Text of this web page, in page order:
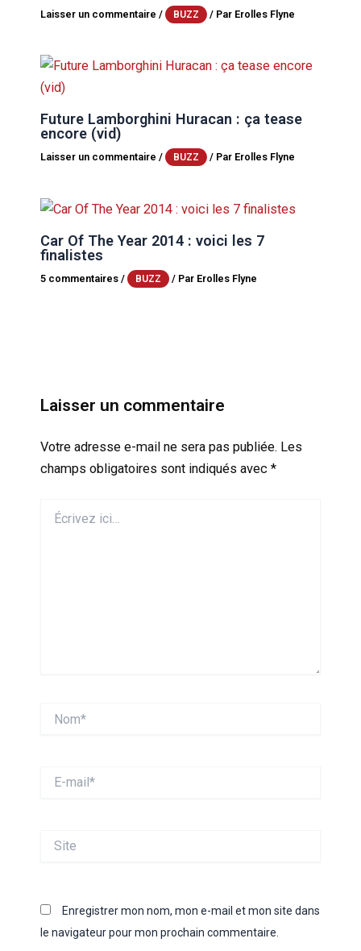
Laisser un commentaire / BUZZ / Par Erolles Flyne
Future Lamborghini Huracan : ça tease
encore (vid)
Laisser un commentaire / BUZZ / Par Erolles Flyne
Car Of The Year 2014 : voici les 7
finalistes
5 commentaires / BUZZ / Par Erolles Flyne
Laisser un commentaire
Votre adresse e-mail ne sera pas publiée. Les
champs obligatoires sont indiqués avec *
ici…
mail*
Enregistrer mon nom, mon e-mail et mon site dans
le navigateur pour mon prochain commentaire.